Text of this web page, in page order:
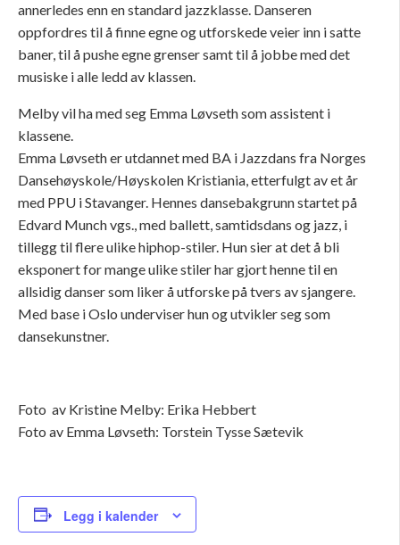
annerledes enn en standard jazzklasse. Danseren
oppfordres til å finne egne og utforskede veier inn i satte
baner, til å pushe egne grenser samt til å jobbe med det
musiske i alle ledd av klassen.
Melby vil ha med seg Emma Løvseth som assistent i
klassene.
Emma Løvseth er utdannet med BA i Jazzdans fra Norges
Dansehøyskole/Høyskolen Kristiania, etterfulgt av et år
med PPU i Stavanger. Hennes dansebakgrunn startet på
Edvard Munch vgs., med ballett, samtidsdans og jazz, i
tillegg til flere ulike hiphop-stiler. Hun sier at det å bli
eksponert for mange ulike stiler har gjort henne til en
allsidig danser som liker å utforske på tvers av sjangere.
Med base i Oslo underviser hun og utvikler seg som
dansekunstner.
Foto av Kristine Melby: Erika Hebbert
Foto av Emma Løvseth: Torstein Tysse Sætevik
Legg i kalender